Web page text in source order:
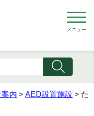
メニュー
内 > AED設置施設 > た